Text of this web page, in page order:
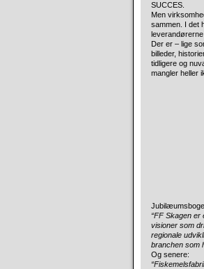
SUCCES.
Men
sammen. I det
Der er – lige
billeder,
tidligere og
mangler heller
“FF Skagen er
visioner som
regionale
branchen som
Og senere: